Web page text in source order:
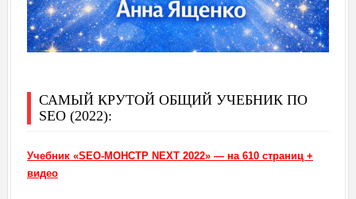
САМЫЙ КРУТОЙ ОБЩИЙ УЧЕБНИК ПО
SEO (2022):
Учебник «SEO-МОНСТР NEXT 2022» — на 610 страниц +
видео